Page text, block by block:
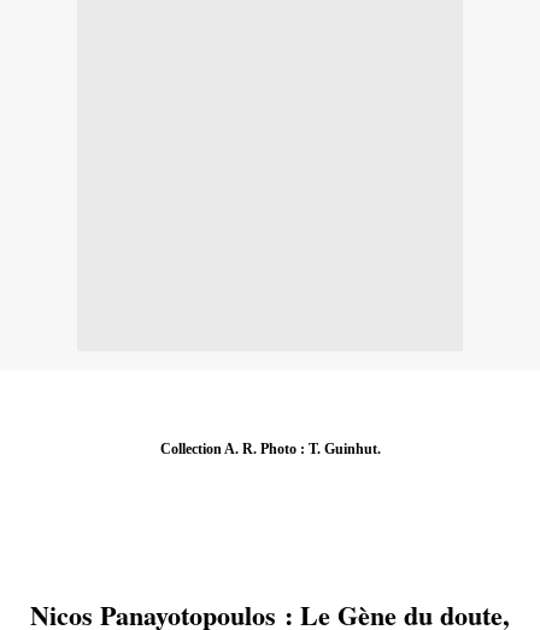
Collection A. R. Photo : T. Guinhut.
Nicos Panayotopoulos : Le Gène du doute,